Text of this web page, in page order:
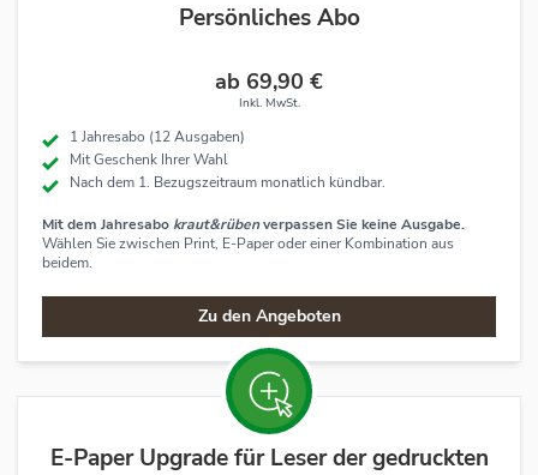
Persönliches Abo
ab 69,90 €
Inkl. MwSt.
1 Jahresabo (12 Ausgaben)
Mit Geschenk Ihrer Wahl
Nach dem 1. Bezugszeitraum monatlich kündbar.
Mit dem Jahresabo kraut&rübenverpassen Sie keine Ausgabe.
Wählen Sie zwischen Print, E-Paper oder einer Kombination aus
beidem.
Zu den Angeboten
E-Paper Upgrade für Leser der gedruckten